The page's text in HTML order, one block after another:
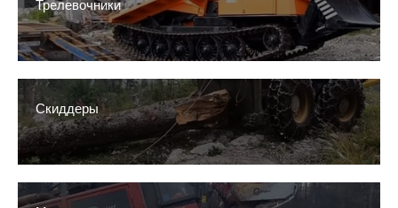
Трелевочники
Скиддеры